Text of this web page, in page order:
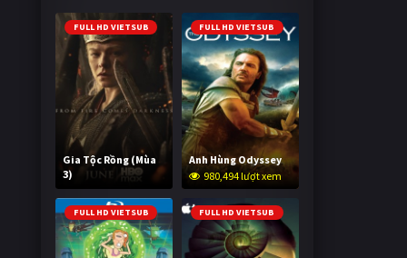
FULL HD VIETSUB
Gia Tộc Rồng (Mùa
3)
2,058,343 lượt xem
FULL HD VIETSUB
Anh Hùng Odyssey
980,494 lượt xem
FULL HD VIETSUB FULL HD VIETSUB